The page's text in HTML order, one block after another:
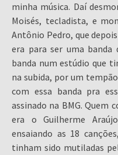
minha música. Daí
Moisés, tecladista, e
Antônio Pedro, que
era para ser uma banda
banda num estúdio que
na subida, por um
com essa banda pra
assinado na BMG. Quem
era o Guilherme
ensaiando as 18
tinham sido mutiladas